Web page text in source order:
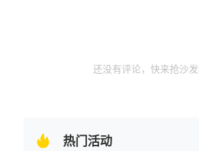
还没有评论，快来抢沙
热门活动